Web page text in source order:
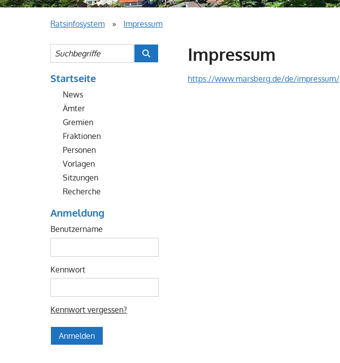
Ratsinfosystem » Impressum
Startseite
News
Ämter
Gremien
Fraktionen
Personen
Vorlagen
Sitzungen
Recherche
Anmeldung
Benutzername
Kennwort
Kennwort vergessen?
Impressum
https://www.marsberg.de/de/impressum/